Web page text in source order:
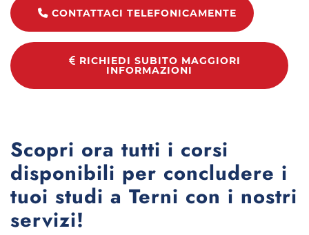
CONTATTACI TELEFONICAMENTE
RICHIEDI SUBITO MAGGIORI
INFORMAZIONI
Scopri ora tutti i corsi
disponibili per concludere i
tuoi studi a Terni con i nostri
servizi!